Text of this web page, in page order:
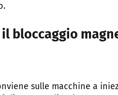
bloccaggio
sulle macchine a